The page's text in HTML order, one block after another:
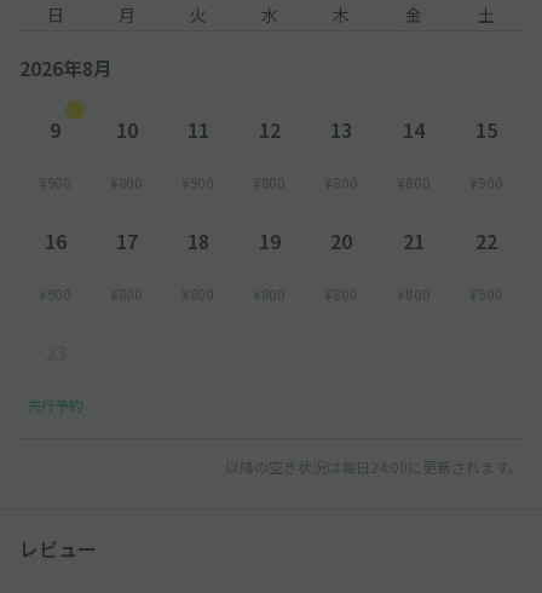
日 月 火 水 木 金 土
2026年8月
9
¥900
10
¥800
11
¥900
12
¥800
13
¥800
14
¥800
15
¥900
16
¥900
17
¥800
18
¥800
19
¥800
20
¥800
21
¥800
22
¥900
先行予約
以降の空き状況は毎日24:00に更新されます。
レビュー